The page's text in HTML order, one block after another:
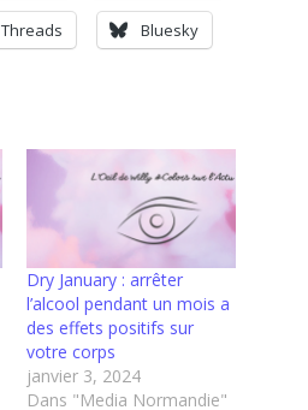
Threads Bluesky
Dry January : arrêter
l’alcool pendant un mois a
des effets positifs sur
votre corps
janvier 3, 2024
Dans "Media Normandie"